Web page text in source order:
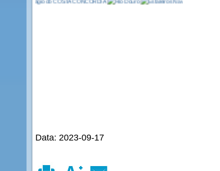
Data: 2023-09-17